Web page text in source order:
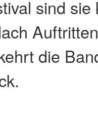
sind sie
die